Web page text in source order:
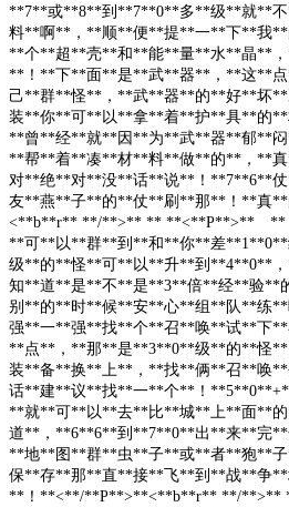
**7**或**8**到**7**0**多**级**就**
料**啊**，**顺**便**提**一**下**我
**个**超**壳**和**能**量**水**晶**
**！**下**面**是**武**器**，**这**
己**群**怪**，**武**器**的**好**坏
装**你**可**以**拿**着**护**具**的
**曾**经**就**因**为**武**器**郁**
**帮**着**凑**材**料**做**的**，**
对**绝**对**没**话**说**！**7**6**
友**燕**子**的**仗**刷**那**！**真
<**b**r** **/**>** ** **<**P**>** **
**可**以**群**到**和**你**差
级**的**怪**可**以**升**到**4**0**
知**道**是**不**是**3**倍**经**验
别**的**时**候**安**心**组**队**练
强**一**强**找**个**召**唤**试**下
**点**，**那**是**3**0**级**的**怪
装**备**换**上**，**找**俩**召**唤
话**建**议**找**一**个**！
**就**可**以**去**比**城**上**面**
道**，**6**6**到**7**0**出**来**完
**地**图**群**虫**子**或**者**狍**
保**存**那**直**接**飞**到**战**争
**！**<**/**P**>**<**b**r** **/